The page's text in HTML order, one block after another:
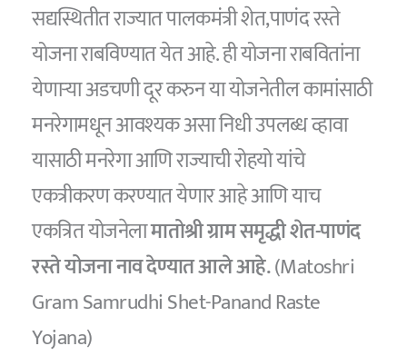
सद्यस्थितीत राज्यात पालकमंत्री शेत,पाणंद रस्ते
योजना राबविण्यात येत आहे. ही योजना राबवितांना
येणाऱ्या अडचणी दूर करुन या योजनेतील कामांसाठी
मनरेगामधून आवश्यक असा निधी उपलब्ध व्हावा
यासाठी मनरेगा आणि राज्याची रोहयो यांचे
एकत्रीकरण करण्यात येणार आहे आणि याच
एकत्रित योजनेलामातोश्री ग्राम समृद्धी शेत-पाणंद
रस्ते योजना नाव देण्यात आले आहे.(Matoshri
Gram Samrudhi Shet-Panand Raste
Yojana)